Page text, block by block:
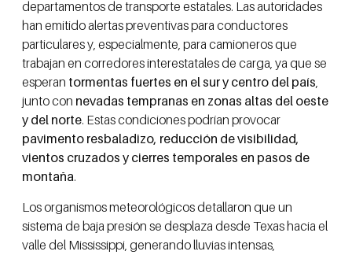
departamentos de transporte estatales. Las autoridades
han emitido alertas preventivas para conductores
particulares y, especialmente, para camioneros que
trabajan en corredores interestatales de carga, ya que se
esperan tormentas fuertes en el sur y centro del país,
junto con nevadas tempranas en zonas altas del oeste
y del norte. Estas condiciones podrían provocar
pavimento resbaladizo, reducción de visibilidad,
vientos cruzados y cierres temporales en pasos de
montaña.
Los organismos meteorológicos detallaron que un
sistema de baja presión se desplaza desde Texas hacia el
valle del Mississippi, generando lluvias intensas,